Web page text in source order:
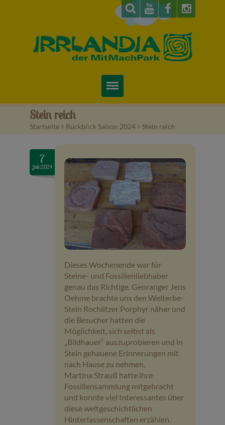
Startseite
Preise & Infos
Tickets
Attraktionen
Videos
Veranstaltungen
Baumpaten
Kontakt
Stein reich
Startseite > Rückblick Saison 2024 > Stein reich
7
Juli.2024
Dieses Wochenende war für
Steine- und Fossilienliebhaber
genau das Richtige. Georanger Jens
Oehme brachte uns den Welterbe-
Stein Rochlitzer Porphyr näher und
die Besucher hatten die
Möglichkeit, sich selbst als
„Bildhauer“ auszuprobieren und in
Stein gehauene Erinnerungen mit
nach Hause zu nehmen.
Martina Strauß hatte ihre
Fossiliensammlung mitgebracht
und konnte viel Interessantes über
diese weltgeschichtlichen
Hinterlassenschaften erzählen.